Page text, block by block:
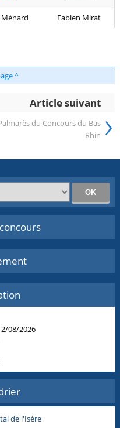
Fabien Mirat
^
Article suivant
du Concours du Bas
Rhin ›
08/2026
de l'Isère